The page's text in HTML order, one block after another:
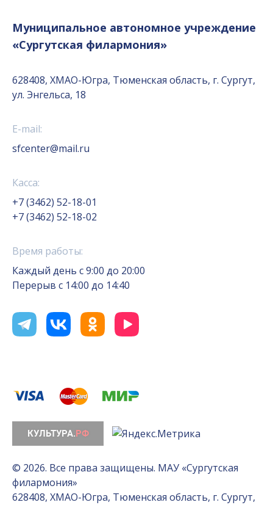
Муниципальное автономное учреждение
«Сургутская филармония»
628408, ХМАО-Югра, Тюменская область, г. Сургут,
ул. Энгельса, 18
E-mail:
sfcenter@mail.ru
Касса:
+7 (3462) 52-18-01
+7 (3462) 52-18-02
Время работы:
Каждый день с 9:00 до 20:00
Перерыв с 14:00 до 14:40
© 2026. Все права защищены. МАУ «Сургутская
филармония»
628408, ХМАО-Югра, Тюменская область, г. Сургут,